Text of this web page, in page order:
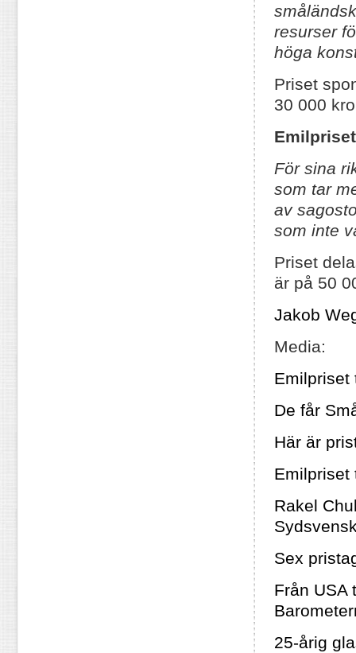
resurser
höga
Priset
30 000
För sina
som tar
av
som inte
Priset
är på 50
Jakob
Media:
Emilpriset
De får
Här är
Emilpriset
Rakel
Sex
Från USA
25-årig